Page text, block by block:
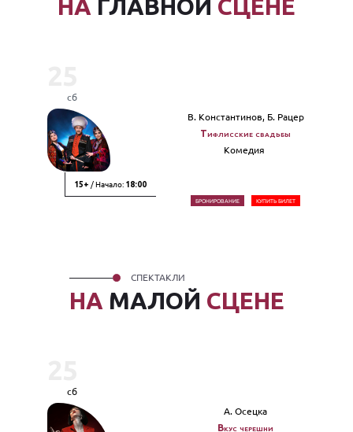
НА ГЛАВНОЙ СЦЕНЕ
сб
15+ / Начало: 18:00
В. Константинов, Б. Рацер
Тифлисские свадьбы
Комедия
БРОНИРОВАНИЕ КУПИТЬ БИЛЕТ
НА МАЛОЙ СЦЕНЕ
СПЕКТАКЛИ
сб
А. Осецка
Вкус черешни